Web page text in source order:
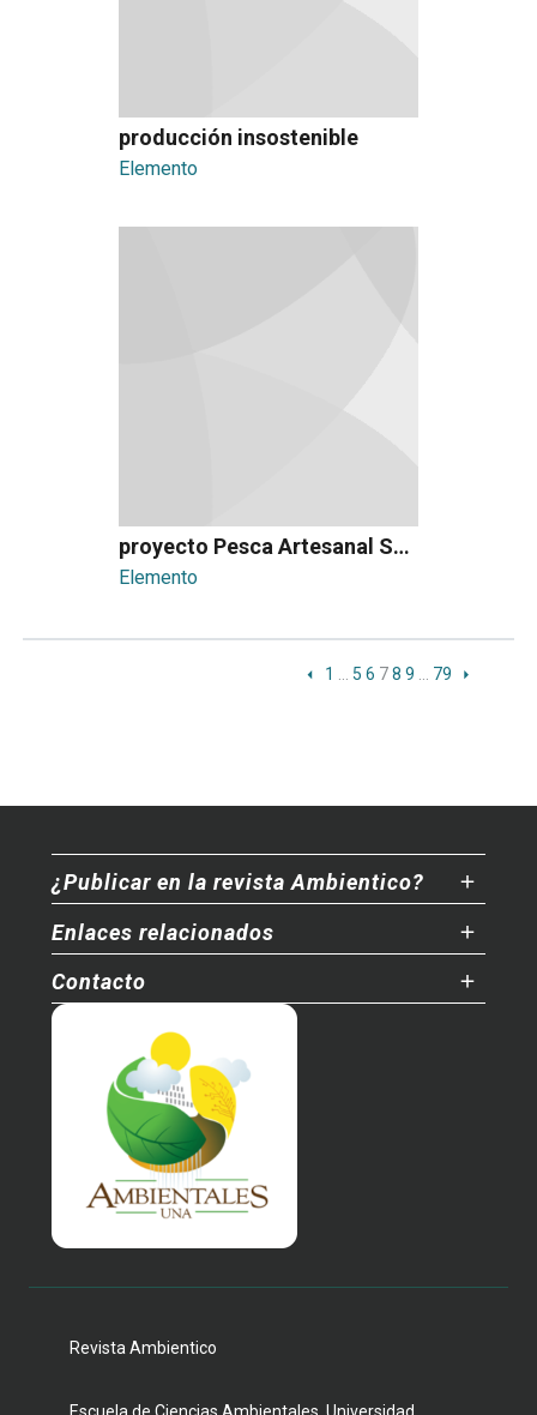
producción insostenible
Elemento
proyecto Pesca Artesanal Sostenible Ecosistémica
Elemento
1 5 6 7 8 9 79
¿Publicar en la revista Ambientico?
Enlaces relacionados
Contacto
Revista Ambientico